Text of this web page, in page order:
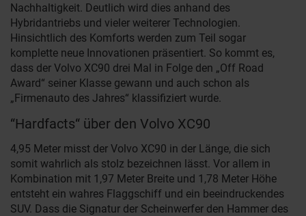
Nachhaltigkeit. Deutlich wird dies anhand des
Hybridantriebs und vieler weiterer Technologien.
Hinsichtlich des Komforts werden zum Teil sogar
komplette neue Innovationen präsentiert. So kommt es,
dass der Volvo XC90 drei Mal in Folge den „Off Road
Award“ seiner Klasse gewann und auch schon als
„Firmenauto des Jahres“ klassifiziert wurde.
“Hardfacts“ über den Volvo XC90
4,95 Meter misst der Volvo XC90 in der Länge, die sich
somit wahrlich als stolz bezeichnen lässt. Vor allem in
Kombination mit 1,97 Meter Breite und 1,78 Meter Höhe
entsteht ein wahres Flaggschiff und ein beeindruckendes
SUV. Dass die Signatur der Scheinwerfer den Hammer des